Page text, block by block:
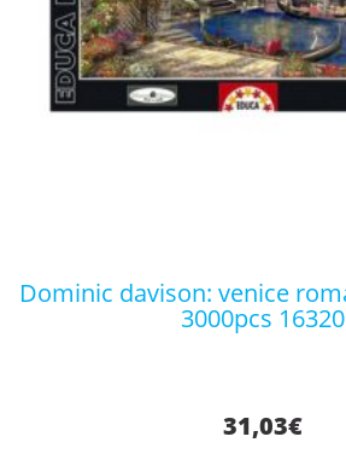
dominic davison: venice romance puzzle 2d
3000pcs 16320
31,03€